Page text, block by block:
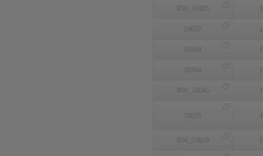
BW_51005
10657
10568
10584
BW_51045
10635
BW_55028